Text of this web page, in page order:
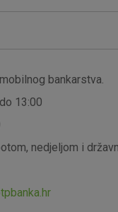
bankarstva.
13:00
nedjeljom i
kao odgovor na vaše
ili pošalje upozorenje o
Ti kolačići ne